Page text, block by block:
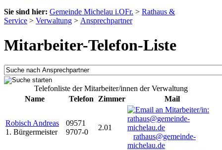
Sie sind hier: Gemeinde Michelau i.OFr. > Rathaus &
Service > Verwaltung > Ansprechpartner
Mitarbeiter-Telefon-Liste
Telefonliste der Mitarbeiter/innen der Verwaltung
Name
Telefon Zimmer Mail
Robisch Andreas
1. Bürgermeister
09571
9707-0
2.01
rathaus@gemeinde-
michelau.de